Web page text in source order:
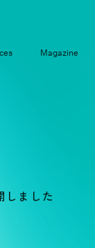
Magazine
しました